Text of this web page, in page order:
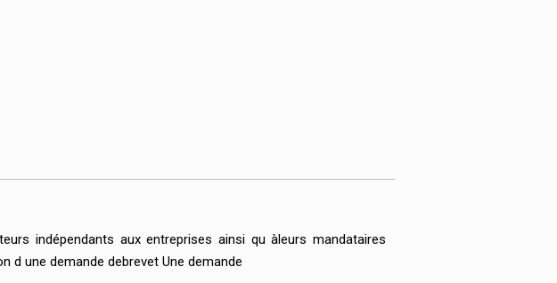
indépendants aux entreprises ainsi qu àleurs mandataires
d une demande debrevet Une demande